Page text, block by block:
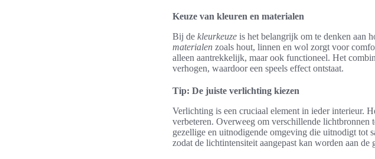
Keuze van kleuren en materialen
Bij de kleurkeuze is het belangrijk om te denken aan
materialen zoals hout, linnen en wol zorgt voor
alleen aantrekkelijk, maar ook functioneel. Het
verhogen, waardoor een speels effect ontstaat.
Tip: De juiste verlichting kiezen
Verlichting is een cruciaal element in ieder interieur.
verbeteren. Overweeg om verschillende
gezellige en uitnodigende omgeving die uitnodigt tot
zodat de lichtintensiteit aangepast kan worden aan de